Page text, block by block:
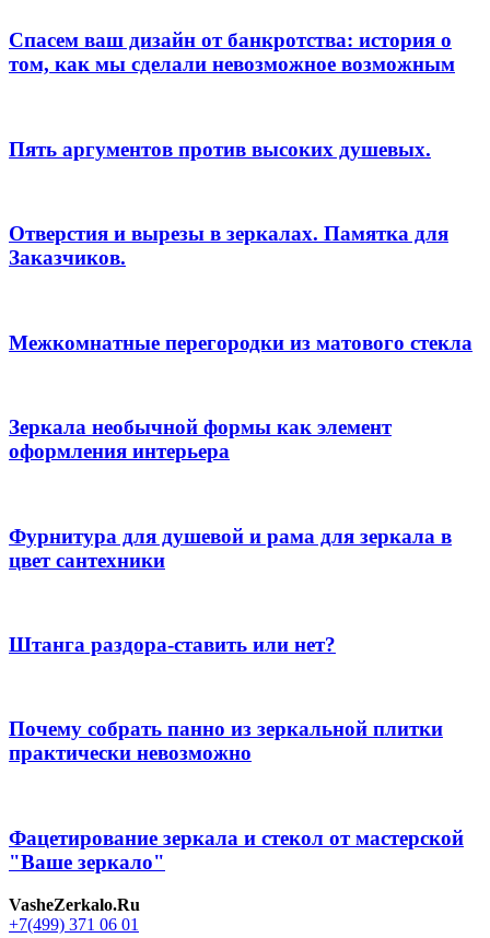
​Спасем ваш дизайн от банкротства: история о
том, как мы сделали невозможное возможным
Пять аргументов против высоких душевых.
Отверстия и вырезы в зеркалах. Памятка для
Заказчиков.
Межкомнатные перегородки из матового стекла
Зеркала необычной формы как элемент
оформления интерьера
Фурнитура для душевой и рама для зеркала в
цвет сантехники
Штанга раздора-ставить или нет?
Почему собрать панно из зеркальной плитки
практически невозможно
Фацетирование зеркала и стекол от мастерской
"Ваше зеркало"
VasheZerkalo.Ru
+7(499) 371 06 01